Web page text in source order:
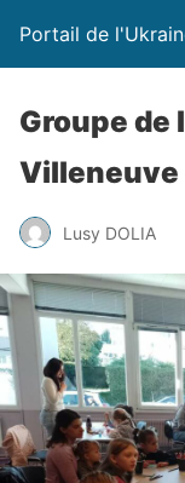
Portail de
Groupe de
Villeneuve
Lusy DOLIA